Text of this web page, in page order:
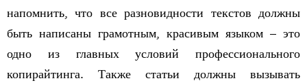
напомнить, что все разновидности текстов должны
быть написаны грамотным, красивым языком – это
одно из главных условий профессионального
копирайтинга. Также статьи должны вызывать